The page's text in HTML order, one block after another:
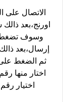
الاتصال على
اورنج،بعد
وسوف تضغط
إرسال،بعد
ثم الضغط
اختار منها
اختيار